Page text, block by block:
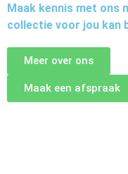
Maak kennis met ons
collectie voor jou kan
Meer over ons
Maak een afspraak